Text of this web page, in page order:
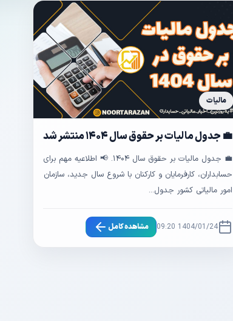
مالیات
💼 جدول مالیات بر حقوق سال ۱۴۰۴ منتشر شد
💼 جدول مالیات بر حقوق سال ۱۴۰۴. 📢 اطلاعیه مهم برای
حسابداران، کارفرمایان و کارکنان با شروع سال جدید، سازمان
امور مالیاتی کشور جدول...
1404/01/24 09:20 مشاهده کامل